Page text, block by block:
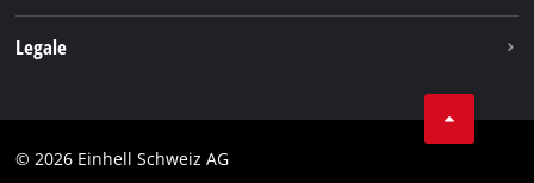
Legale
Testata
© 2026 Einhell Schweiz AG